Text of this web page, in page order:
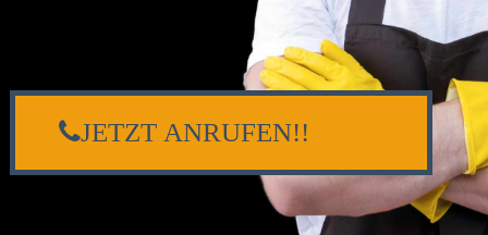
JETZT ANRUFEN!!